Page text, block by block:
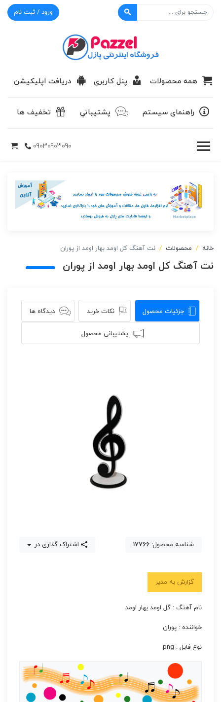
ورود / ثبت نام
همه محصولات پنل کاربری دریافت اپلیکیشن
راهنمای سیستم پشتيباني تخفیف ها
09030903090
خانه محصولات نت آهنگ کل اومد بهار اومد از پوران
نت آهنگ کل اومد بهار اومد از پوران
جزئیات محصول نکات خرید دیدگاه ها
پشتیبانی محصول
شناسه محصول: 17766 اشتراک گذاری در
گزارش به مدیر
نام آهنگ : گل اومد بهار اومد
خواننده : پوران
نوع فایل : png